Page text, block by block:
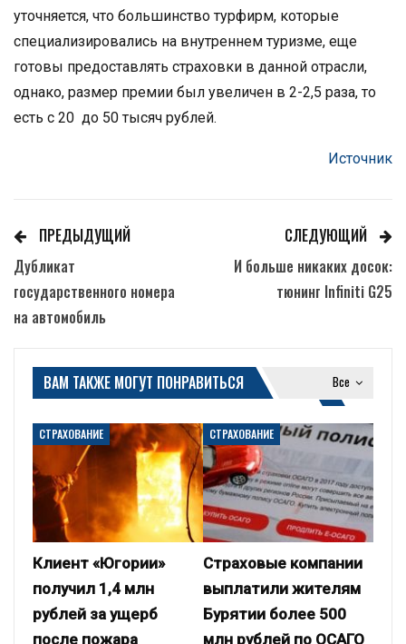
уточняется, что большинство турфирм, которые
специализировались на внутреннем туризме, еще
готовы предоставлять страховки в данной отрасли,
однако, размер премии был увеличен в 2-2,5 раза, то
есть с 20 до 50 тысяч рублей.
Источник
ПРЕДЫДУЩИЙ
Дубликат
государственного номера
на автомобиль
СЛЕДУЮЩИЙ
И больше никаких досок:
тюнинг Infiniti G25
Все
ВАМ ТАКЖЕ МОГУТ ПОНРАВИТЬСЯ
СТРАХОВАНИЕ
Клиент «Югории»
получил 1,4 млн
рублей за ущерб
после пожара
СТРАХОВАНИЕ
Страховые компании
выплатили жителям
Бурятии более 500
млн рублей по ОСАГО